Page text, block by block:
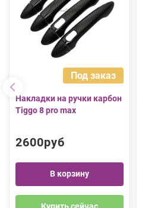
Под заказ
Накладки на ручки карбон
Tiggo 8 pro max
2600руб
В корзину